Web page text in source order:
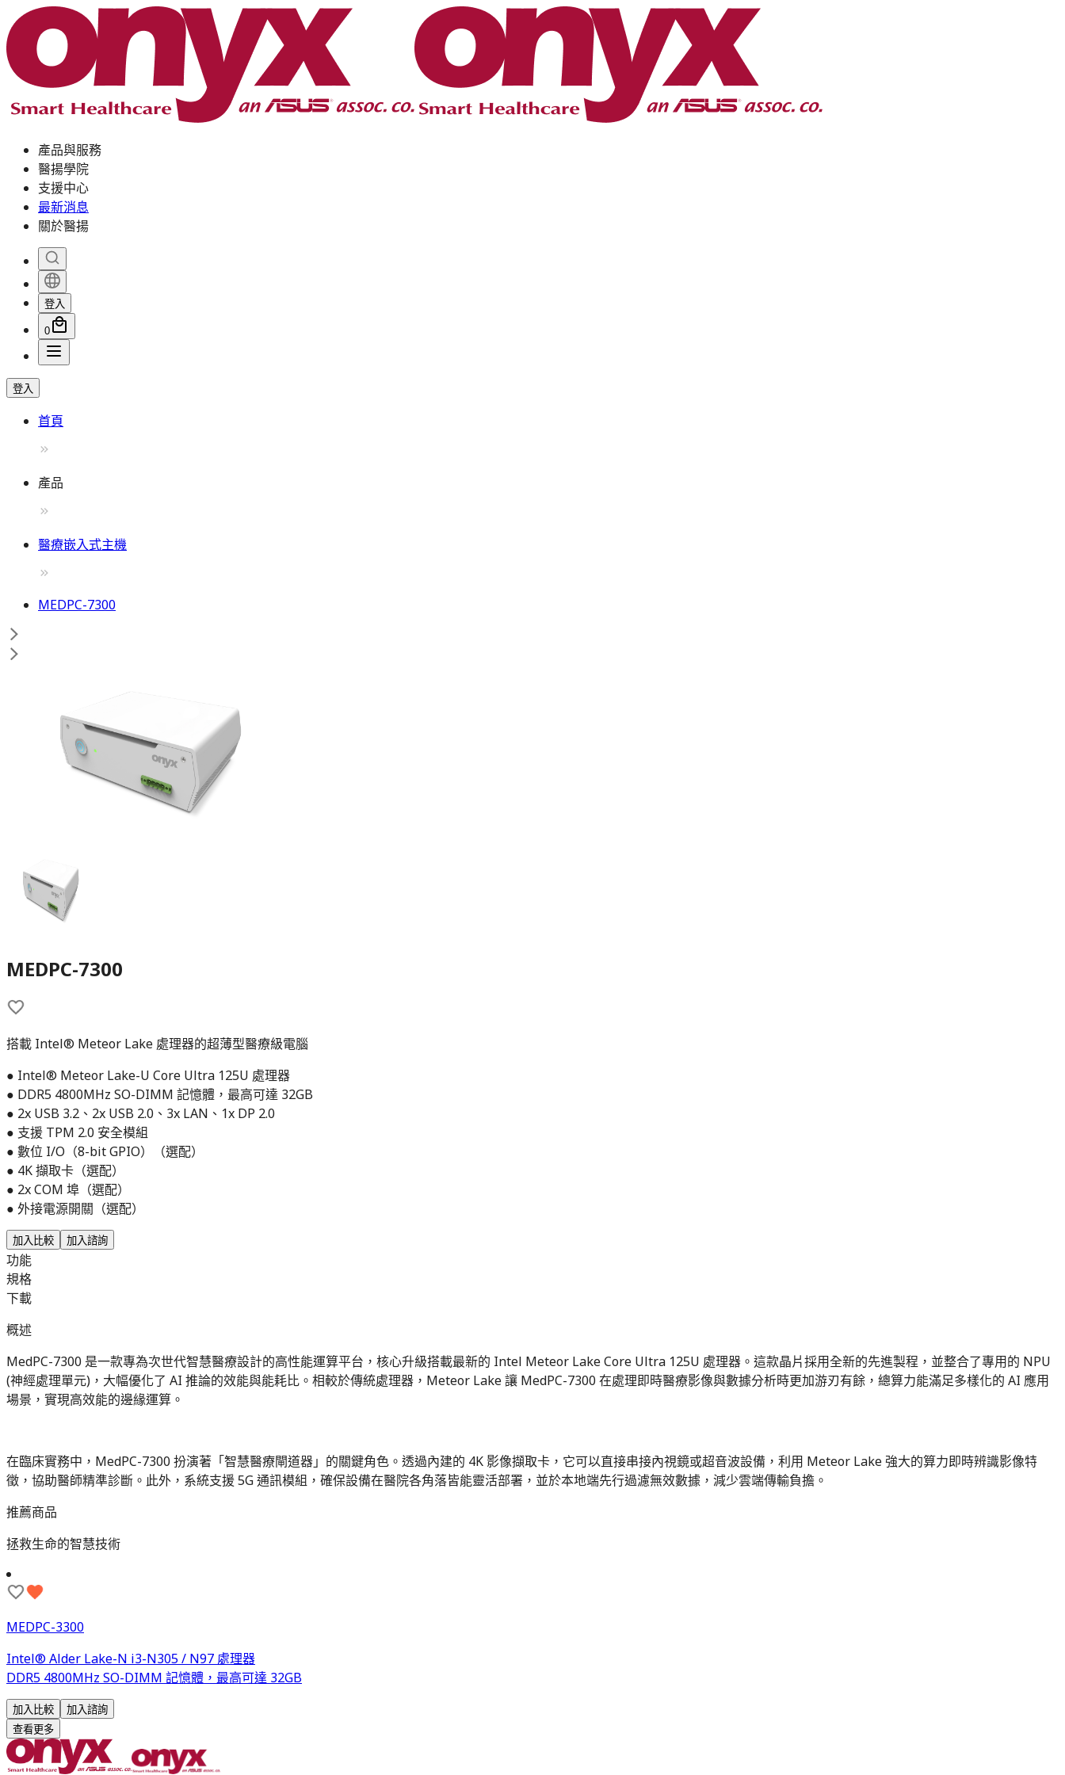
產品與服務
醫揚學院
支援中心
最新消息
關於醫揚
登入
0
登入
首頁
產品
醫療嵌入式主機
MEDPC-7300
MEDPC-7300
搭載 Intel® Meteor Lake 處理器的超薄型醫療級電腦
● Intel® Meteor Lake-U Core Ultra 125U 處理器
● DDR5 4800MHz SO-DIMM 記憶體，最高可達 32GB
● 2x USB 3.2、2x USB 2.0、3x LAN、1x DP 2.0
● 支援 TPM 2.0 安全模組
● 數位 I/O（8-bit GPIO）（選配）
● 4K 擷取卡（選配）
● 2x COM 埠（選配）
● 外接電源開關（選配）
加入比較 加入諮詢
功能
規格
下載
概述
MedPC-7300 是一款專為次世代智慧醫療設計的高性能運算平台，核心升級搭載最新的 Intel Meteor Lake Core Ultra 125U 處理器。這款晶片採用全新的先進製程，並整合了專用的 NPU
(神經處理單元)，大幅優化了 AI 推論的效能與能耗比。相較於傳統處理器，Meteor Lake 讓 MedPC-7300 在處理即時醫療影像與數據分析時更加游刃有餘，總算力能滿足多樣化的 AI 應用
場景，實現高效能的邊緣運算。
在臨床實務中，MedPC-7300 扮演著「智慧醫療閘道器」的關鍵角色。透過內建的 4K 影像擷取卡，它可以直接串接內視鏡或超音波設備，利用 Meteor Lake 強大的算力即時辨識影像特
徵，協助醫師精準診斷。此外，系統支援 5G 通訊模組，確保設備在醫院各角落皆能靈活部署，並於本地端先行過濾無效數據，減少雲端傳輸負擔。
推薦商品
拯救生命的智慧技術
MEDPC-3300
Intel® Alder Lake-N i3-N305 / N97 處理器
DDR5 4800MHz SO-DIMM 記憶體，最高可達 32GB
加入比較
加入諮詢
查看更多